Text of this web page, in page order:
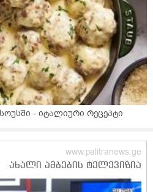
- იტალიური რეცეპტი